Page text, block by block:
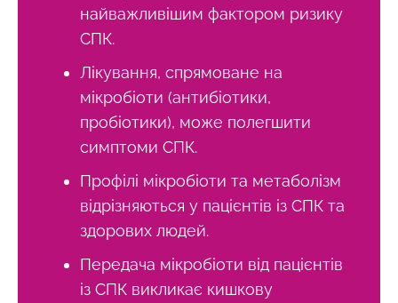
найважливішим фактором ризику
СПК.
Лікування, спрямоване на
мікробіоти (антибіотики,
пробіотики), може полегшити
симптоми СПК.
Профілі мікробіоти та метаболізм
відрізняються у пацієнтів із СПК та
здорових людей.
Передача мікробіоти від пацієнтів
із СПК викликає кишкову